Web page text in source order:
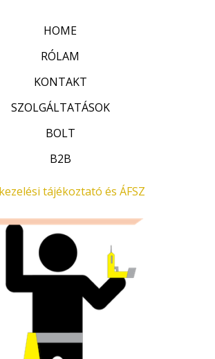
HOME
RÓLAM
KONTAKT
SZOLGÁLTATÁSOK
BOLT
B2B
tájékoztató és ÁFSZ